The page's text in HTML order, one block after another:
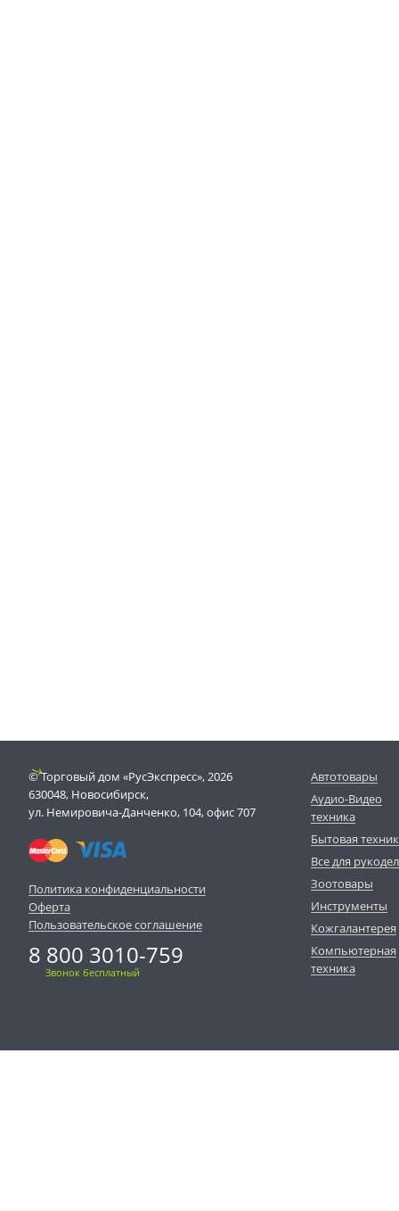
© Торговый дом «РусЭкспресс», 2026
630048, Новосибирск,
ул. Немировича-Данченко, 104, офис 707
Политика конфиденциальности
Оферта
Пользовательское соглашение
8 800 3010-759
Звонок бесплатный
Автотовары
Аудио-Видео
техника
Бытовая
Все для
Зоотовары
Инструменты
Кожгалантерея
Компьютерная
техника